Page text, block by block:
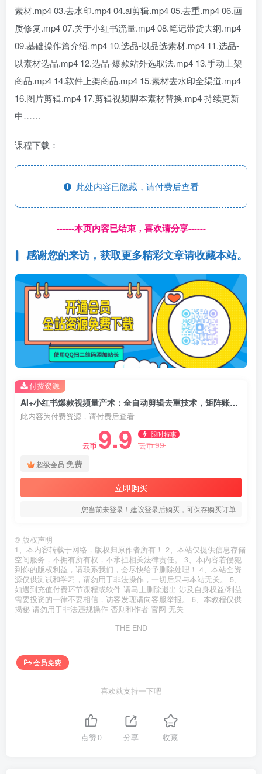
素材.mp4 03.去水印.mp4 04.ai剪辑.mp4 05.去重.mp4 06.画
质修复.mp4 07.关于小红书流量.mp4 08.笔记带货大纲.mp4
09.基础操作篇介绍.mp4 10.选品-以品选素材.mp4 11.选品-
以素材选品.mp4 12.选品-爆款站外选取法.mp4 13.手动上架
商品.mp4 14.软件上架商品.mp4 15.素材去水印全渠道.mp4
16.图片剪辑.mp4 17.剪辑视频脚本素材替换.mp4 持续更新
中……
课程下载：
此处内容已隐藏，请付费后查看
------本页内容已结束，喜欢请分享------
感谢您的来访，获取更多精彩文章请收藏本站。
AI+小红书爆款视频量产术：全自动剪辑去重技术，矩阵账号日更百条
此内容为付费资源，请付费后查看
云币 9.9 限时特惠
云币99
超级会员 免费
立即购买
您当前未登录！建议登录后购买，可保存购买订单
付费资源
© 版权声明
1、本内容转载于网络，版权归原作者所有！ 2、本站仅提供信息存储
空间服务，不拥有所有权，不承担相关法律责任。 3、本内容若侵犯
到你的版权利益，请联系我们，会尽快给予删除处理！ 4、本站全资
源仅供测试和学习，请勿用于非法操作，一切后果与本站无关。 5、
如遇到充值付费环节课程或软件 请马上删除退出 涉及自身权益/利益
需要投资的一律不要相信，访客发现请向客服举报。 6、本教程仅供
揭秘 请勿用于非法违规操作 否则和作者 官网 无关
THE END
会员免费
喜欢就支持一下吧
点赞0 分享 收藏